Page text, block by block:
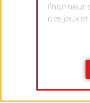
l’honneur
des jeux